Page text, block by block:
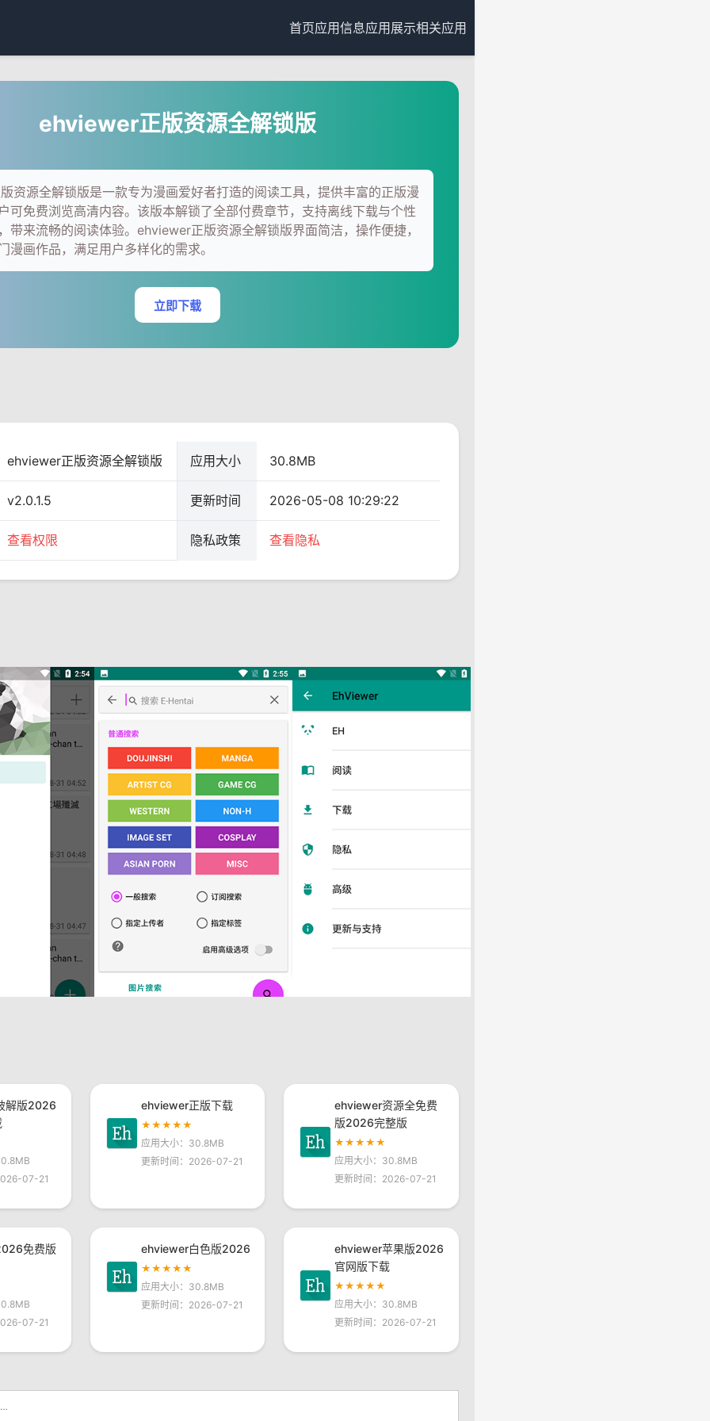
首页应用信息应用展示相关应用
ehviewer正版资源全解锁版
资源全解锁版是一款专为漫画爱好者打造的阅读工具，提供丰富的正版漫
可免费浏览高清内容。该版本解锁了全部付费章节，支持离线下载与个性
带来流畅的阅读体验。ehviewer正版资源全解锁版界面简洁，操作便捷，
漫画作品，满足用户多样化的需求。
立即下载
ehviewer正版资源全解锁版 应用大小 30.8MB
v2.0.1.5 更新时间 2026-05-08 10:29:22
查看权限 隐私政策 查看隐私
解版2026
07-21
ehviewer正版下载
★★★★★
应用大小：30.8MB
更新时间：2026-07-21
ehviewer资源全免费
版2026完整版
★★★★★
应用大小：30.8MB
更新时间：2026-07-21
免费版
07-21
ehviewer白色版2026
★★★★★
应用大小：30.8MB
更新时间：2026-07-21
ehviewer苹果版2026
官网版下载
★★★★★
应用大小：30.8MB
更新时间：2026-07-21